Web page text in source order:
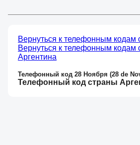
Вернуться к телефонным кодам
Вернуться к телефонным кодам
Аргентина
Телефонный код 28 Ноября (28 de
Телефонный код страны